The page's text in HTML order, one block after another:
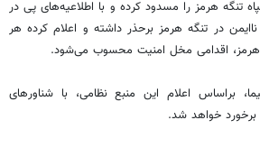
تنگه هرمز را مسدود کرده و با اطلاعیه‌های پی در
ناایمن در تنگه هرمز برحذر داشته و اعلام کرده هر
هرمز، اقدامی مخل امنیت محسوب می‌شود.
براساس اعلام این منبع نظامی، با شناورهای
خواهد شد.